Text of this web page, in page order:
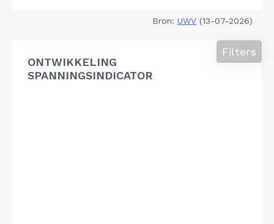
Bron: UWV (13-07-2026)
ONTWIKKELING
SPANNINGSINDICATOR
Filters